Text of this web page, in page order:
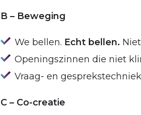
B – Beweging
We bellen. Echt bellen.
Openingszinnen die niet
Vraag- en
C – Co-creatie